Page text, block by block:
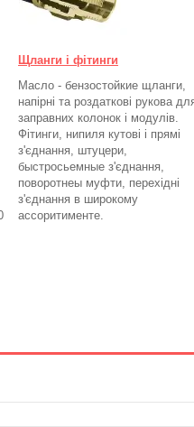
Щланги і фітинги
Масло - бензостойкие щланги,
напірні та роздаткові рукова
заправних колонок і модулів.
Фітинги, нипиля кутові і прямі
з'єднання, штуцери,
быстросьемные з'єднання,
поворотнеы муфти, перехідні
з'єднання в широкому
ассоритименте.